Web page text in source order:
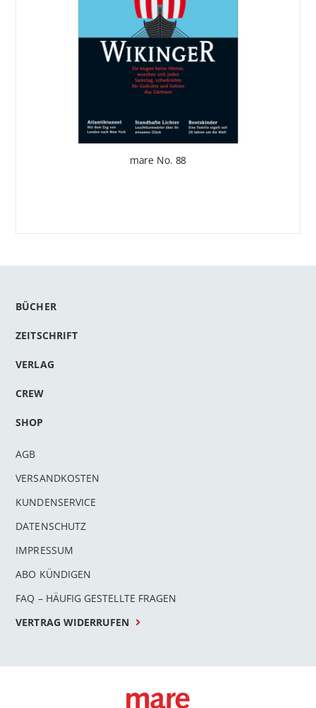
mare No. 88
BÜCHER
ZEITSCHRIFT
VERLAG
CREW
SHOP
AGB
VERSANDKOSTEN
KUNDENSERVICE
DATENSCHUTZ
IMPRESSUM
ABO KÜNDIGEN
FAQ – HÄUFIG GESTELLTE FRAGEN
VERTRAG WIDERRUFEN